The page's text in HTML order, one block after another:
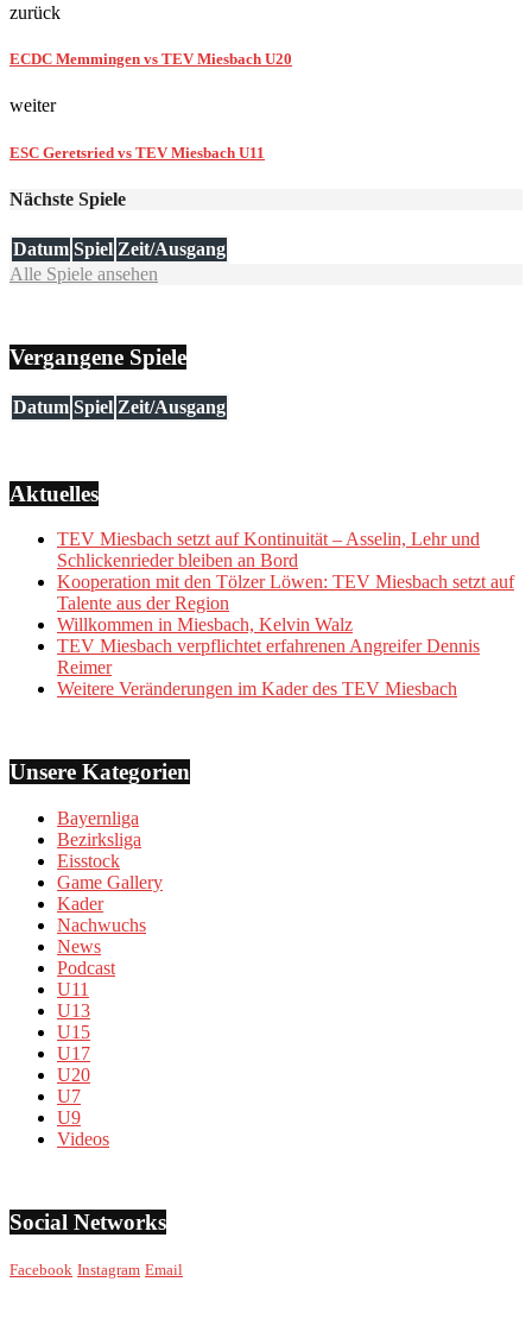
zurück
ECDC Memmingen vs TEV Miesbach U20
weiter
ESC Geretsried vs TEV Miesbach U11
Nächste Spiele
Datum Spiel Zeit/Ausgang
Alle Spiele ansehen
Vergangene Spiele
Datum Spiel Zeit/Ausgang
Aktuelles
TEV Miesbach setzt auf Kontinuität – Asselin, Lehr und
Schlickenrieder bleiben an Bord
Kooperation mit den Tölzer Löwen: TEV Miesbach setzt auf
Talente aus der Region
Willkommen in Miesbach, Kelvin Walz
TEV Miesbach verpflichtet erfahrenen Angreifer Dennis
Reimer
Weitere Veränderungen im Kader des TEV Miesbach
Unsere Kategorien
Bayernliga
Bezirksliga
Eisstock
Game Gallery
Kader
Nachwuchs
News
Podcast
U11
U13
U15
U17
U20
U7
U9
Videos
Social Networks
Facebook Instagram Email